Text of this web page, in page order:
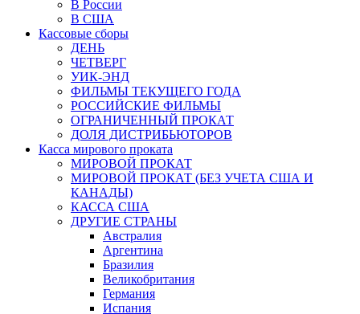
В России
В США
Кассовые сборы
ДЕНЬ
ЧЕТВЕРГ
УИК-ЭНД
ФИЛЬМЫ ТЕКУЩЕГО ГОДА
РОССИЙСКИЕ ФИЛЬМЫ
ОГРАНИЧЕННЫЙ ПРОКАТ
ДОЛЯ ДИСТРИБЬЮТОРОВ
Касса мирового проката
МИРОВОЙ ПРОКАТ
МИРОВОЙ ПРОКАТ (БЕЗ УЧЕТА США И
КАНАДЫ)
КАССА США
ДРУГИЕ СТРАНЫ
Австралия
Аргентина
Бразилия
Великобритания
Германия
Испания